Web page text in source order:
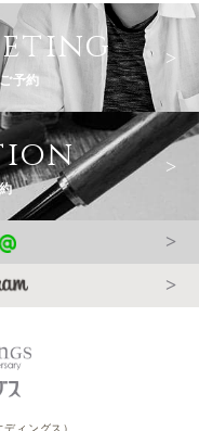
予約
ィングス）